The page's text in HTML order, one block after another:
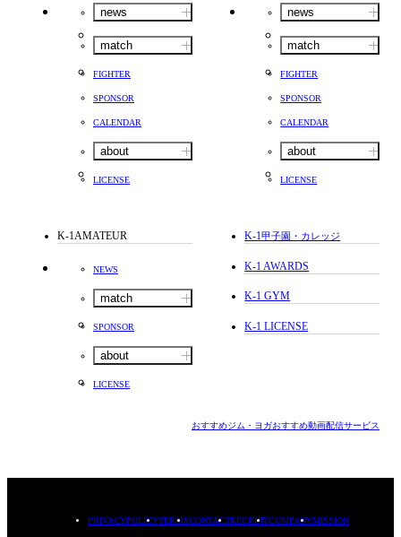
news
match
FIGHTER
SPONSOR
CALENDAR
about
LICENSE
news
match
FIGHTER
SPONSOR
CALENDAR
about
LICENSE
K-1AMATEUR
NEWS
match
SPONSOR
about
LICENSE
K-1甲子園・カレッジ
K-1 AWARDS
K-1 GYM
K-1 LICENSE
おすすめジム・ヨガおすすめ動画配信サービス
PRIVACYPOLICYTERMSCONTACTRECRUITCOMPANYMISSION